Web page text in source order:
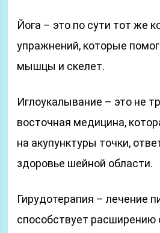
Йога – это по сути тот же
упражнений, которые
мышцы и скелет.
Иглоукалывание – это не
восточная медицина,
на акупунктуры точки,
здоровье шейной области.
Гирудотерапия – лечение
способствует расширению